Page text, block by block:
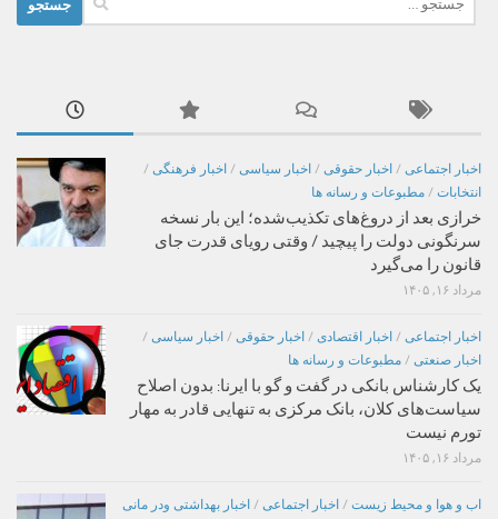
برای:
اخبار اجتماعی / اخبار حقوقی / اخبار سیاسی / اخبار فرهنگی /
انتخابات / مطبوعات و رسانه ها
خرازی بعد از دروغ‌های تکذیب‌شده؛ این بار نسخه
سرنگونی دولت را پیچید / وقتی رویای قدرت جای
قانون را می‌گیرد
مرداد ۱۶, ۱۴۰۵
اخبار اجتماعی / اخبار اقتصادی / اخبار حقوقی / اخبار سیاسی /
اخبار صنعتی / مطبوعات و رسانه ها
یک کارشناس بانکی در گفت و گو با ایرنا: بدون اصلاح
سیاست‌های کلان، بانک مرکزی به تنهایی قادر به مهار
تورم نیست
مرداد ۱۶, ۱۴۰۵
اب و هوا و محیط زیست / اخبار اجتماعی / اخبار بهداشتی ودر مانی